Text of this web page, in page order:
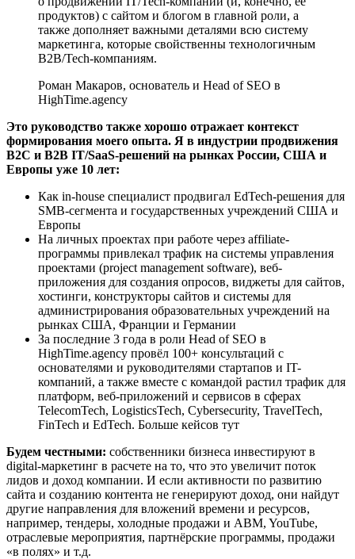
продуктов) с сайтом и блогом в главной роли, а
также дополняет важными деталями всю систему
маркетинга, которые свойственны технологичным
B2B/Tech-компаниям.
Роман Макаров, основатель и Head of SEO в
HighTime.agency
Это руководство также хорошо отражает контекст
формирования моего опыта. Я в индустрии продвижения
B2C и B2B IT/SaaS-решений на рынках России, США и
Европы уже 10 лет:
Как in-house специалист продвигал EdTech-решения для
SMB-сегмента и государственных учреждений США и
Европы
На личных проектах при работе через affiliate-
программы привлекал трафик на системы управления
проектами (project management software), веб-
приложения для создания опросов, виджеты для сайтов,
хостинги, конструкторы сайтов и системы для
администрирования образовательных учреждений на
рынках США, Франции и Германии
За последние 3 года в роли Head of SEO в
HighTime.agency провёл 100+ консультаций с
основателями и руководителями стартапов и IT-
компаний, а также вместе с командой растил трафик для
платформ, веб-приложений и сервисов в сферах
TelecomTech, LogisticsTech, Cybersecurity, TravelTech,
FinTech и EdTech. Больше кейсов тут
Будем честными: собственники бизнеса инвестируют в
digital-маркетинг в расчете на то, что это увеличит поток
лидов и доход компании. И если активности по развитию
сайта и созданию контента не генерируют доход, они найдут
другие направления для вложений времени и ресурсов,
например, тендеры, холодные продажи и ABM, YouTube,
отраслевые мероприятия, партнёрские программы, продажи
«в полях» и т.д.